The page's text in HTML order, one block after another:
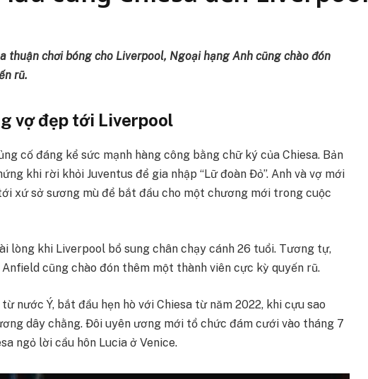
thuận chơi bóng cho Liverpool, Ngoại hạng Anh cũng chào đón
rũ.
vợ đẹp tới Liverpool
cố đáng kể sức mạnh hàng công bằng chữ ký của Chiesa. Bản
khi rời khỏi Juventus để gia nhập “Lữ đoàn Đỏ”. Anh và vợ mới
xứ sở sương mù để bắt đầu cho một chương mới trong cuộc
lòng khi Liverpool bổ sung chân chạy cánh 26 tuổi. Tương tự,
cũng chào đón thêm một thành viên cực kỳ quyến rũ.
nước Ý, bắt đầu hẹn hò với Chiesa từ năm 2022, khi cựu sao
dây chằng. Đôi uyên ương mới tổ chức đám cưới vào tháng 7
ngỏ lời cầu hôn Lucia ở Venice.